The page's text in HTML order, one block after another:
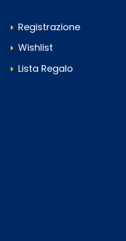
Registrazione
Wishlist
Lista Regalo